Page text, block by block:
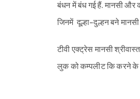
बंधन में बंध गई हैं. मानसी और
जिनमें दूल्हा-दुल्हन बने
टीवी एक्ट्रेस मानसी
लुक को कम्पलीट कि करने के